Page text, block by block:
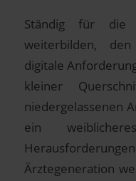
Ständig für die
weiterbilden,
digitale
kleiner
niedergelassenen
ein
Ärztegeneration